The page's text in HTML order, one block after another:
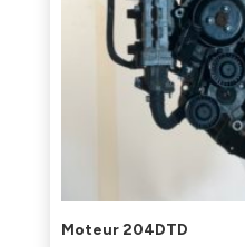
Moteur 204DTD